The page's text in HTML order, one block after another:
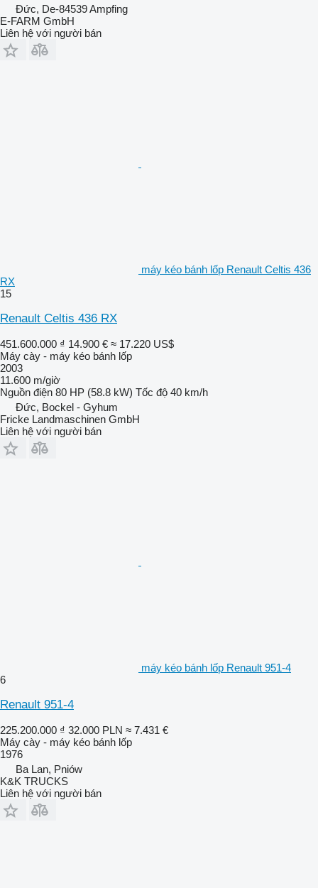
Đức, De-84539 Ampfing
E-FARM GmbH
Liên hệ với người bán
máy kéo bánh lốp Renault Celtis 436
RX
15
Renault Celtis 436 RX
451.600.000 ₫ 14.900 € ≈ 17.220 US$
Máy cày - máy kéo bánh lốp
2003
11.600 m/giờ
Nguồn điện 80 HP (58.8 kW) Tốc độ 40 km/h
Đức, Bockel - Gyhum
Fricke Landmaschinen GmbH
Liên hệ với người bán
máy kéo bánh lốp Renault 951-4
6
Renault 951-4
225.200.000 ₫ 32.000 PLN ≈ 7.431 €
Máy cày - máy kéo bánh lốp
1976
Ba Lan, Pniów
K&K TRUCKS
Liên hệ với người bán